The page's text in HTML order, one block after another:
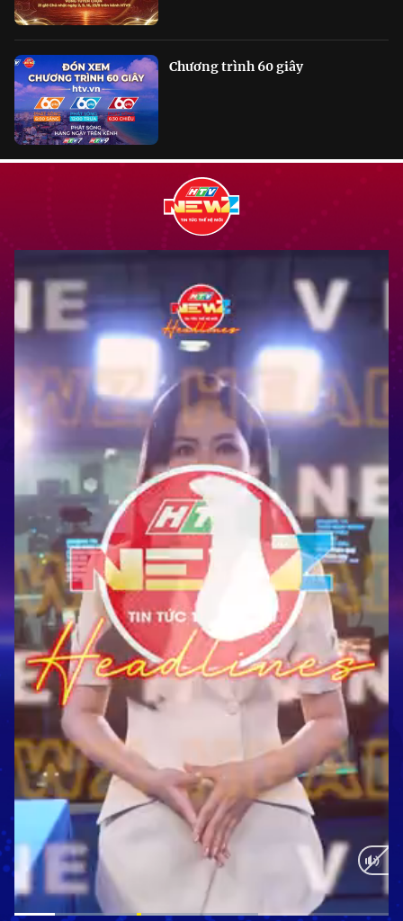
Chương trình 60 giây